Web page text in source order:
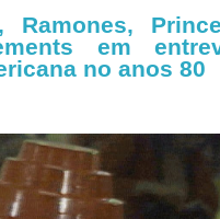
Ramones,
em
no anos 80